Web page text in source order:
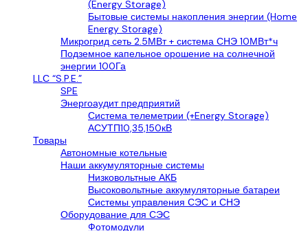
(Energy Storage)
Бытовые системы накопления энергии (Home
Energy Storage)
Микрогрид сеть 2.5МВт + система СНЭ 10МВт*ч
Подземное капельное орошение на солнечной
энергии 100Га
LLС “S.P.E.”
SPE
Энергоаудит предприятий
Система телеметрии (+Energy Storage)
АСУТП10,35,150кВ
Товары
Автономные котельные
Наши аккумуляторные системы
Низковольтные АКБ
Высоковольтные аккумуляторные батареи
Системы управления СЭС и СНЭ
Оборудование для СЭС
Фотомодули